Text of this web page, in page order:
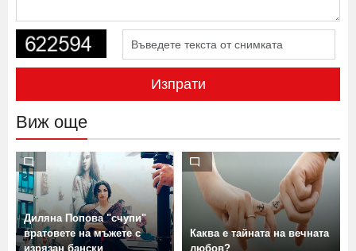
Виж още